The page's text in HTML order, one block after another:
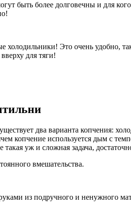
быть более долговечны и для
холодильники! Это очень удобно,
для тяги!
два варианта копчения:
копчение используется дым с
уж и сложная задача,
вмешательства.
из подручного и ненужного